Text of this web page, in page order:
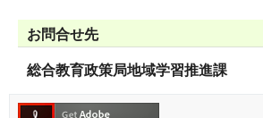
お問合せ先
総合教育政策局地域学習推進課